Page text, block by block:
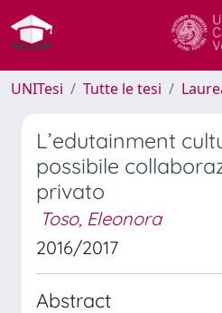
UNITesi Tutte le tesi
L’edutainment
possibile
privato
Toso, Eleonora
2016/2017
Abstract